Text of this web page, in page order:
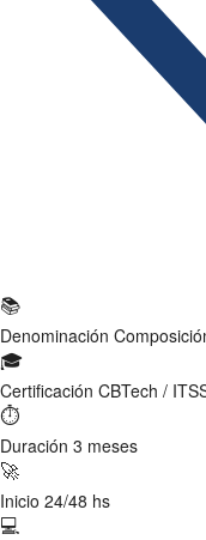
📚
Denominación
🎓
Certificación CBTech /
⏱
Duración 3 meses
🚀
Inicio 24/48 hs
💻